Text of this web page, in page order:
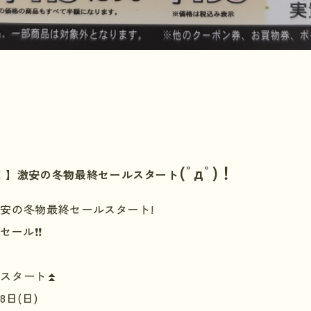
】激安の冬物最終セールスタート (ﾟдﾟ)！
の冬物最終セールスタート!
ル❗️❗️
タート⏫
日(日)